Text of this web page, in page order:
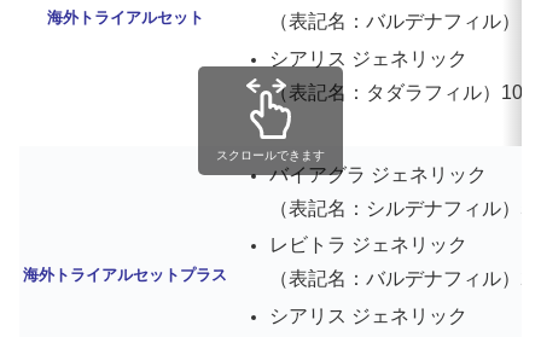
海外トライアルセット
（表記名：バルデナフィル）
シアリス ジェネリック
（表記名：タダラフィル）
海外トライアルセットプラス
バイアグラ ジェネリック
（表記名：シルデナフィル）
レビトラ ジェネリック
（表記名：バルデナフィル）
シアリス ジェネリック
スクロールできます